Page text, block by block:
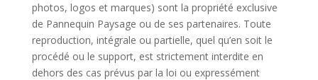
photos, logos et marques) sont la propriété exclusive
de Pannequin Paysage ou de ses partenaires. Toute
reproduction, intégrale ou partielle, quel qu’en soit le
procédé ou le support, est strictement interdite en
dehors des cas prévus par la loi ou expressément